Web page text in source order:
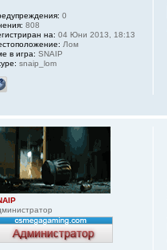
0
808
на: 04 Юни 2013, 18:13
Лом
в игра: SNAIP
snaip_lom